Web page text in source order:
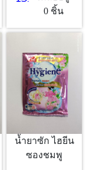
0 ชิ้น
น้ำยาซัก ไฮยีน
ซองชมพู